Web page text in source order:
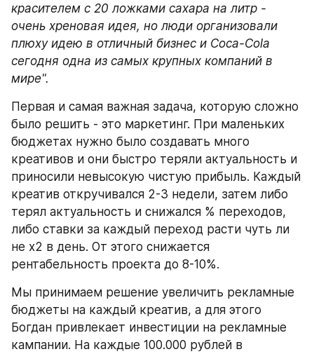
красителем с 20 ложками сахара на литр -
очень хреновая идея, но люди организовали
плюху идею в отличный бизнес и Coca-Cola
сегодня одна из самых крупных компаний в
мире".
Первая и самая важная задача, которую сложно
было решить - это маркетинг. При маленьких
бюджетах нужно было создавать много
креативов и они быстро теряли актуальность и
приносили невысокую чистую прибыль. Каждый
креатив откручивался 2-3 недели, затем либо
терял актуальность и снижался % переходов,
либо ставки за каждый переход расти чуть ли
не х2 в день. От этого снижается
рентабельность проекта до 8-10%.
Мы принимаем решение увеличить рекламные
бюджеты на каждый креатив, а для этого
Богдан привлекает инвестиции на рекламные
кампании. На каждые 100.000 рублей в